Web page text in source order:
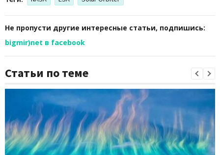
Не пропусти другие интересные статьи, подпишись:
bigmir)net в facebook
Статьи по теме